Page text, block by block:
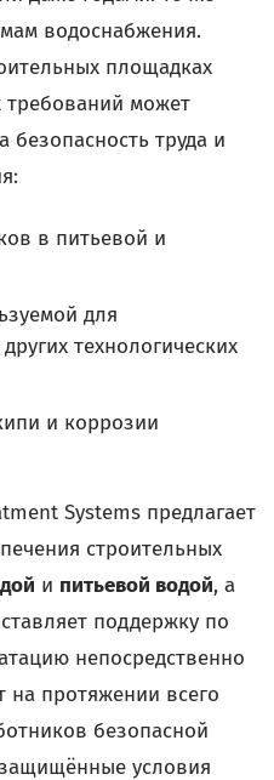
водоснабжения.
площадках
может
безопасность труда и
в питьевой и
для
технологических
и коррозии
Systems предлагает
строительных
и питьевой водой, а
поддержку по
непосредственно
на протяжении всего
безопасной
условия